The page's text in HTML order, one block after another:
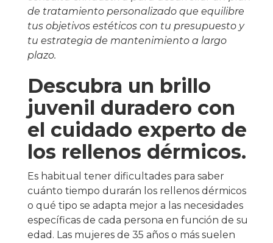
de tratamiento personalizado que equilibre
tus objetivos estéticos con tu presupuesto y
tu estrategia de mantenimiento a largo
plazo.
Descubra un brillo
juvenil duradero con
el cuidado experto de
los rellenos dérmicos.
Es habitual tener dificultades para saber
cuánto tiempo durarán los rellenos dérmicos
o qué tipo se adapta mejor a las necesidades
específicas de cada persona en función de su
edad. Las mujeres de 35 años o más suelen